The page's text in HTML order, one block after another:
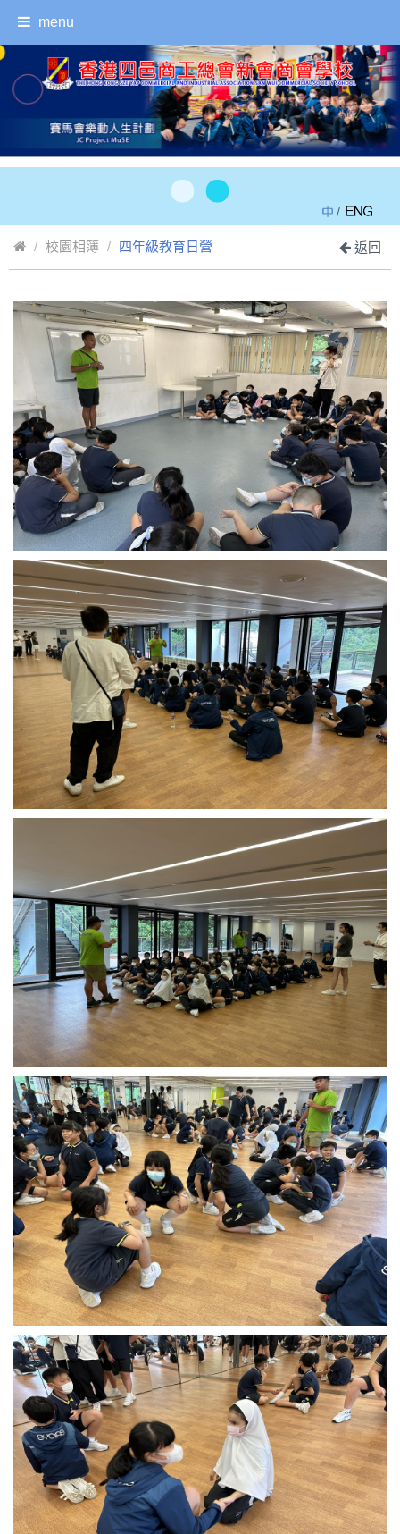
menu
/
校園相簿 四年級教育日營 返回